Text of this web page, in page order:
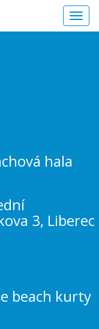
hala
3, Liberec
beach kurty